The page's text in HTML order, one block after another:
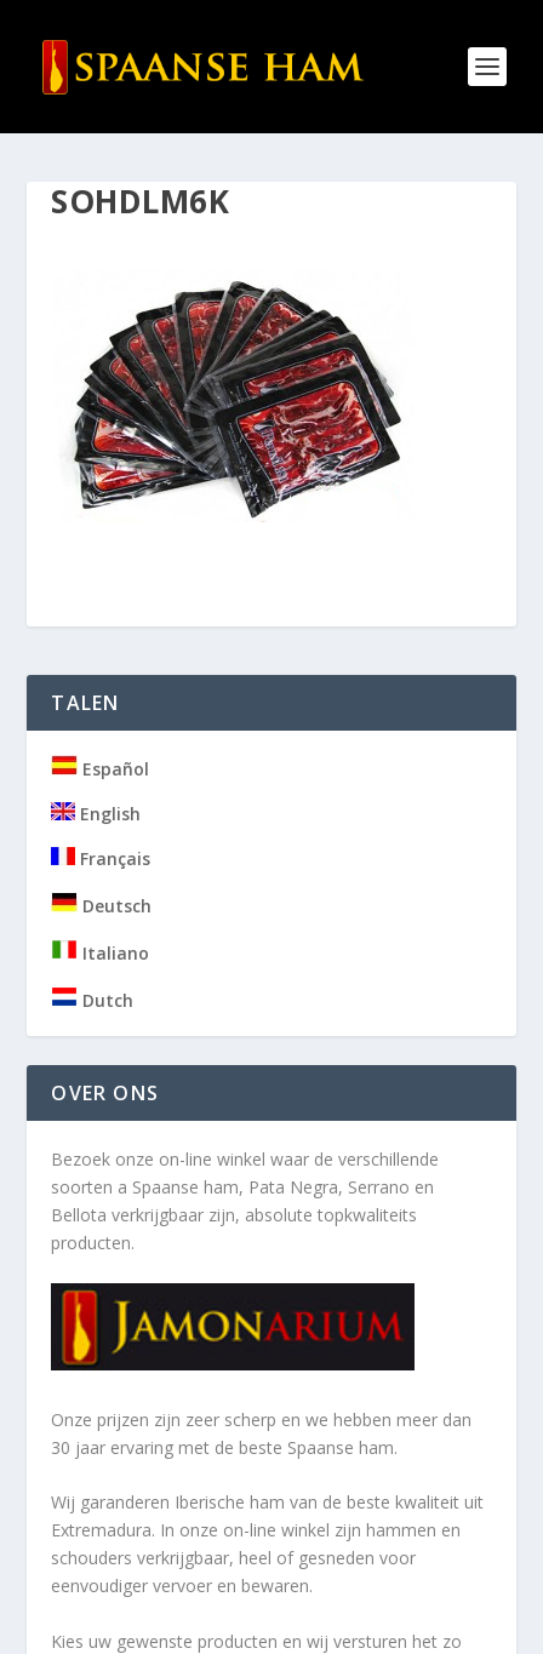
SOHDLM6K
TALEN
Español
English
Français
Deutsch
Italiano
Dutch
OVER ONS
Bezoek onze on-line winkel waar de verschillende
soorten a Spaanse ham, Pata Negra, Serrano en
Bellota verkrijgbaar zijn, absolute topkwaliteits
producten.
Onze prijzen zijn zeer scherp en we hebben meer dan
30 jaar ervaring met de beste Spaanse ham.
Wij garanderen Iberische ham van de beste kwaliteit uit
Extremadura. In onze on-line winkel zijn hammen en
schouders verkrijgbaar, heel of gesneden voor
eenvoudiger vervoer en bewaren.
Kies uw gewenste producten en wij versturen het zo